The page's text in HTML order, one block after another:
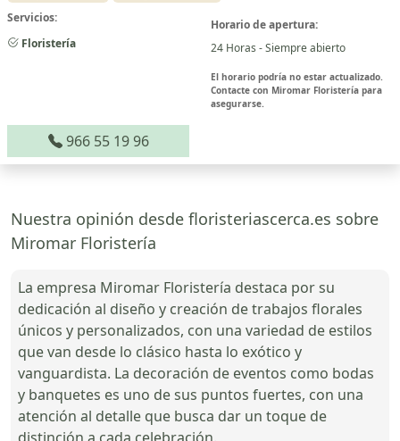
Servicios:
Floristería
Horario de apertura:
24 Horas - Siempre abierto
El horario podría no estar actualizado.
Contacte con Miromar Floristería para
asegurarse.
966 55 19 96
Nuestra opinión desde floristeriascerca.es sobre
Miromar Floristería
La empresa Miromar Floristería destaca por su
dedicación al diseño y creación de trabajos florales
únicos y personalizados, con una variedad de estilos
que van desde lo clásico hasta lo exótico y
vanguardista. La decoración de eventos como bodas
y banquetes es uno de sus puntos fuertes, con una
atención al detalle que busca dar un toque de